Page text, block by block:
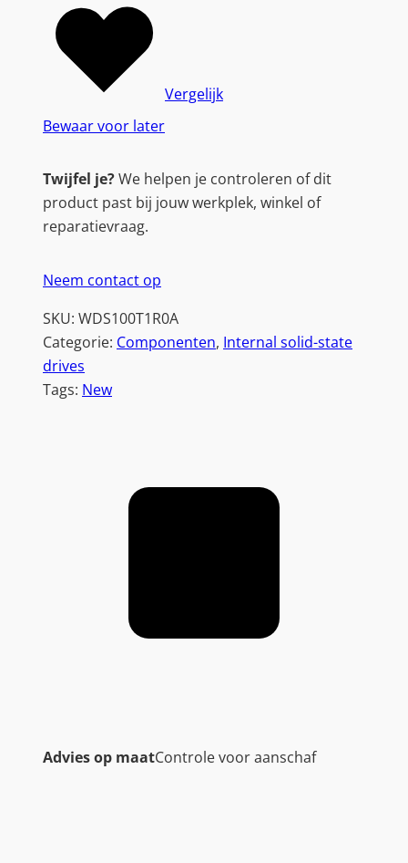
Bewaar voor later
Vergelijk
Twijfel je?We helpen je controleren of dit
product past bij jouw werkplek, winkel of
reparatievraag.
Neem contact op
SKU: WDS100T1R0A
Categorie: Componenten, Internal solid-state
drives
Tags: New
Advies op maatControle voor aanschaf